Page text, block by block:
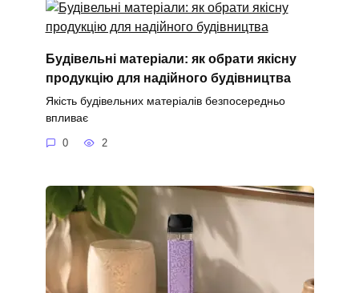
Будівельні матеріали: як обрати якісну
продукцію для надійного будівництва
Якість будівельних матеріалів безпосередньо
впливає
0 2